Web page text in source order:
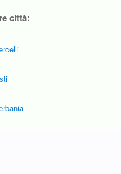
città: